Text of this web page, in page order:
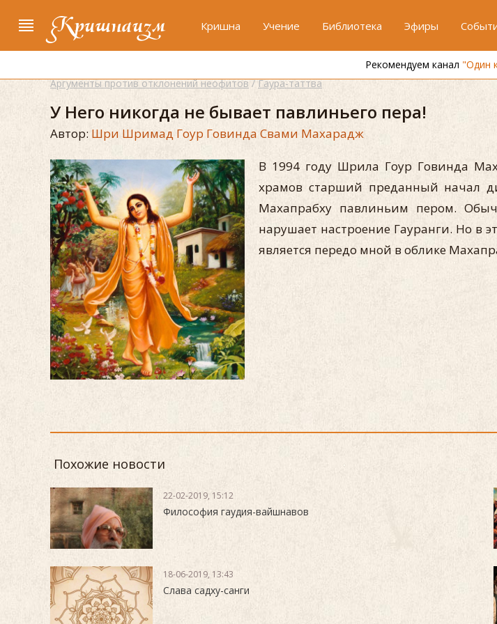
Кришнаизм Кришна Учение Библиотека Эфиры
Рекомендуем канал "Один
Аргументы против отклонений неофитов/Гаура-таттва
У Него никогда не бывает павлиньего пера!
Автор: Шри Шримад Гоур Говинда Свами Махарадж
В 1994 году Шрила Гоур Говинда
храмов старший преданный начал
Махапрабху павлиньим пером.
нарушает настроение Гауранги. Но в
является передо мной в облике
Похожие новости
22-02-2019, 15:12
Философия гаудия-вайшнавов
18-06-2019, 13:43
Слава садху-санги